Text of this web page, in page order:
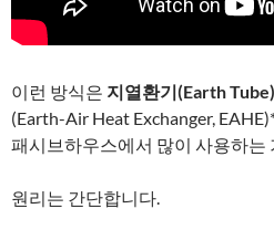
이런 방식은 지열환기(Earth Tube)
(Earth-Air Heat Exchanger,
패시브하우스에서 많이 사용하는
원리는 간단합니다.